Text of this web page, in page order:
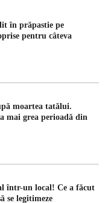
în prăpastie pe
pentru câteva
moartea tatălui.
mai grea perioadă din
într-un local! Ce a făcut
se legitimeze